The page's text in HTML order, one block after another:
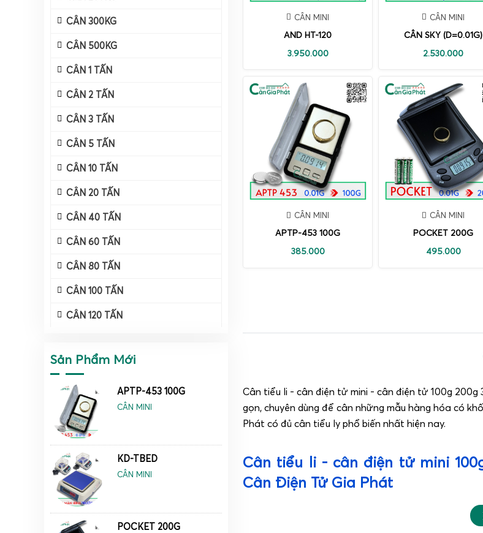
CÂN 300KG
CÂN 500KG
CÂN 1 TẤN
CÂN 2 TẤN
CÂN 3 TẤN
CÂN 5 TẤN
CÂN 10 TẤN
CÂN 20 TẤN
CÂN 40 TẤN
CÂN 60 TẤN
CÂN 80 TẤN
CÂN 100 TẤN
CÂN 120 TẤN
Sản Phẩm Mới
APTP-453 100G
CÂN MINI
KD-TBED
CÂN MINI
POCKET 200G
CÂN MINI
AND HT-120
3.950.000
CÂN MINI
CÂN SKY (D=0.01G)
2.530.000
CÂN MINI
APTP-453 100G
385.000
CÂN MINI
POCKET 200G
495.000
Cân tiểu li - cân điện tử mini - cân điện tử 100g
gọn, chuyên dùng để cân những mẫu hàng hóa có
Phát có đủ cân tiểu ly phổ biến nhất hiện nay.
Cân tiểu li - cân điện tử mini
Cân Điện Tử Gia Phát